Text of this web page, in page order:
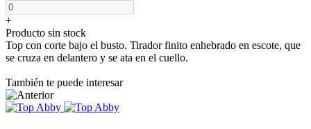
+
Producto sin stock
Top con corte bajo el busto. Tirador finito enhebrado en escote, que
se cruza en delantero y se ata en el cuello.
También te puede interesar